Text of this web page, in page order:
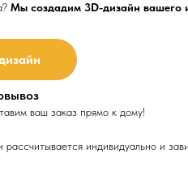
Мы создадим 3D-дизайн вашего
ваш заказ прямо к дому!
рассчитывается индивидуально и